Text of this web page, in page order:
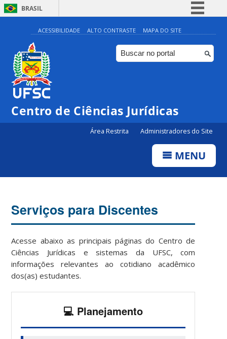
BRASIL
Simplifique!
Comunica BR
Participe
Canais
ACESSIBILIDADE ALTO CONTRASTE MAPA DO SITE
Centro de Ciências Jurídicas
Área Restrita Administradores do Site
MENU
Serviços para Discentes
Acesse abaixo as principais páginas do Centro de
Ciências Jurídicas e sistemas da UFSC, com
informações relevantes ao cotidiano acadêmico
dos(as) estudantes.
💻 Planejamento